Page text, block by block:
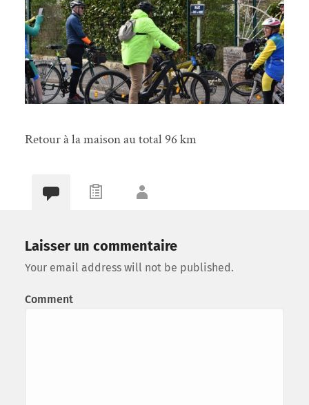
Retour à la maison au total 96 km
Laisser un commentaire
Your email address will not be published.
Comment